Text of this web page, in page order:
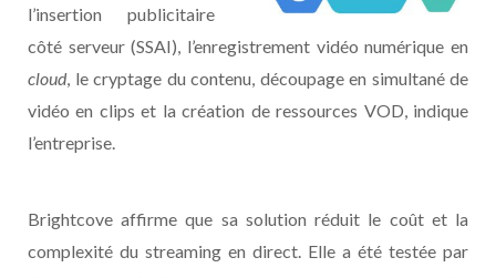
l’insertion publicitaire
côté serveur (SSAI), l’enregistrement vidéo numérique en
cloud, le cryptage du contenu, découpage en simultané de
vidéo en clips et la création de ressources VOD, indique
l’entreprise.
Brightcove affirme que sa solution réduit le coût et la
complexité du streaming en direct. Elle a été testée par